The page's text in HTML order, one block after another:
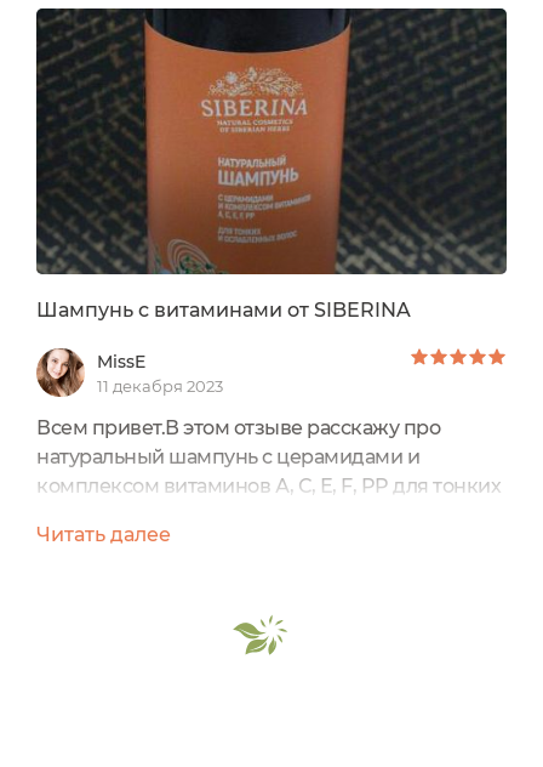
церамидами и комплексом витаминов А, С, Е, F
РР для тонких и ослабленных волос от
бренда SIBERINAИнформация от
производителя: У вас ломкие, поврежденные...
Шампунь с витаминами от SIBERINA
MissE
11 декабря 2023
Всем привет.В этом отзыве расскажу про
натуральный шампунь с церамидами и
комплексом витаминов А, С, Е, F, PP для тонких
я пишу основываясь на эффекте на моих
темная, коричневая, опоясанная
наклейкой.Наклейка выполнена в ярком,
Читать далее